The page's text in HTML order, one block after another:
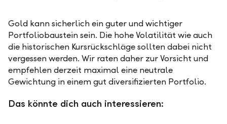
Gold kann sicherlich ein guter und wichtiger
Portfoliobaustein sein. Die hohe Volatilität wie auch
die historischen Kursrückschläge sollten dabei nicht
vergessen werden. Wir raten daher zur Vorsicht und
empfehlen derzeit maximal eine neutrale
Gewichtung in einem gut diversifizierten Portfolio.
Das könnte dich auch interessieren: